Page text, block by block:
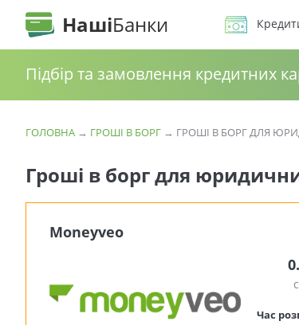
НашіБанки
Підбір та замовлення кредитних
ГОЛОВНА → ГРОШІ В БОРГ → ГРОШІ В БОРГ ДЛЯ
Гроші в борг для
Moneyveo
Час